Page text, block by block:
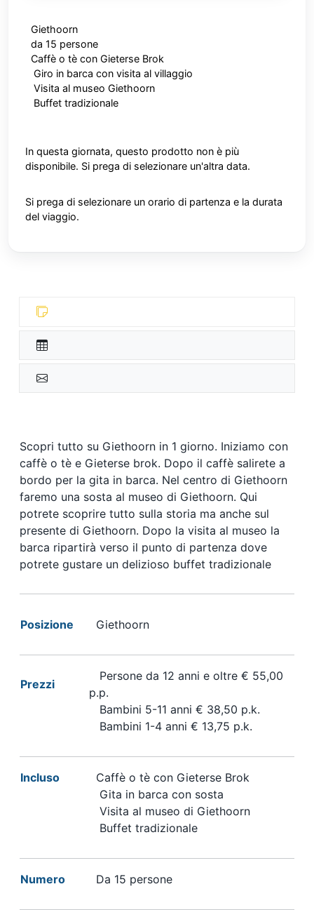
Giethoorn
da 15 persone
Caffè o tè con Gieterse Brok
Giro in barca con visita al villaggio
Visita al museo Giethoorn
Buffet tradizionale
In questa giornata, questo prodotto non è più
disponibile. Si prega di selezionare un'altra data.
Si prega di selezionare un orario di partenza e la durata
del viaggio.
Scopri tutto su Giethoorn in 1 giorno. Iniziamo con
caffè o tè e Gieterse brok. Dopo il caffè salirete a
bordo per la gita in barca. Nel centro di Giethoorn
faremo una sosta al museo di Giethoorn. Qui
potrete scoprire tutto sulla storia ma anche sul
presente di Giethoorn. Dopo la visita al museo la
barca ripartirà verso il punto di partenza dove
potrete gustare un delizioso buffet tradizionale
Posizione Giethoorn
Prezzi
Persone da 12 anni e oltre € 55,00
p.p.
Bambini 5-11 anni € 38,50 p.k.
Bambini 1-4 anni € 13,75 p.k.
Incluso
Caffè o tè con Gieterse Brok
Gita in barca con sosta
Visita al museo di Giethoorn
Buffet tradizionale
Numero Da 15 persone